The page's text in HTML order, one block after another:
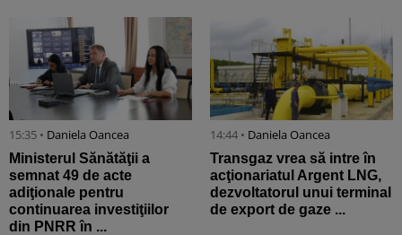
15:35 • Daniela Oancea
Ministerul Sănătăţii a
semnat 49 de acte
adiţionale pentru
continuarea investiţiilor
din PNRR în ...
14:44 • Daniela Oancea
Transgaz vrea să intre în
acţionariatul Argent LNG,
dezvoltatorul unui terminal
de export de gaze ...